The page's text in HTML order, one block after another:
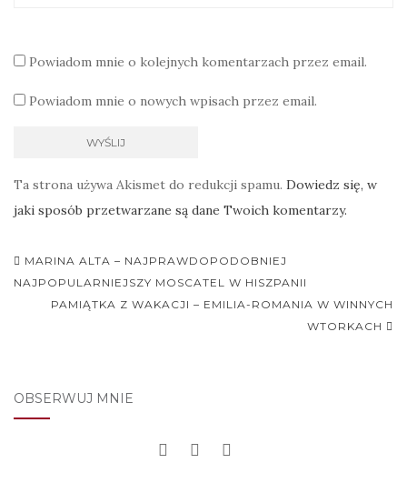
Powiadom mnie o kolejnych komentarzach przez email.
Powiadom mnie o nowych wpisach przez email.
Ta strona używa Akismet do redukcji spamu. Dowiedz się, w
jaki sposób przetwarzane są dane Twoich komentarzy.
Nawigacja
postu
MARINA ALTA – NAJPRAWDOPODOBNIEJ
NAJPOPULARNIEJSZY MOSCATEL W HISZPANII
PAMIĄTKA Z WAKACJI – EMILIA-ROMANIA W WINNYCH
WTORKACH
OBSERWUJ MNIE